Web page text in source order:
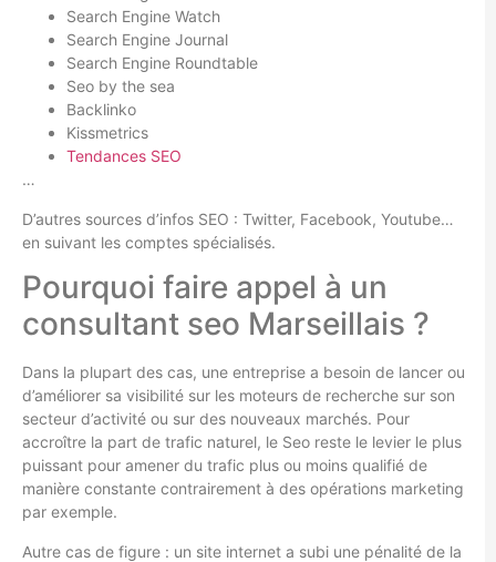
Search Engine Watch
Search Engine Journal
Search Engine Roundtable
Seo by the sea
Backlinko
Kissmetrics
Tendances SEO
…
D’autres sources d’infos SEO : Twitter, Facebook, Youtube…
en suivant les comptes spécialisés.
Pourquoi faire appel à un
consultant seo Marseillais ?
Dans la plupart des cas, une entreprise a besoin de lancer ou
d’améliorer sa visibilité sur les moteurs de recherche sur son
secteur d’activité ou sur des nouveaux marchés. Pour
accroître la part de trafic naturel, le Seo reste le levier le plus
puissant pour amener du trafic plus ou moins qualifié de
manière constante contrairement à des opérations marketing
par exemple.
Autre cas de figure : un site internet a subi une pénalité de la